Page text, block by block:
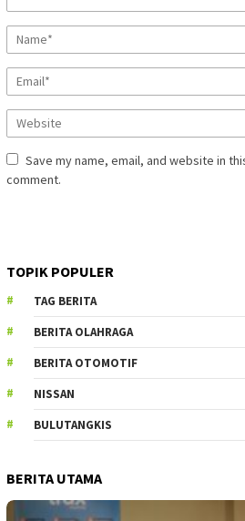
Save my name, email, and website in
comment.
TOPIK POPULER
TAG BERITA
BERITA OLAHRAGA
BERITA OTOMOTIF
NISSAN
BULUTANGKIS
BERITA UTAMA